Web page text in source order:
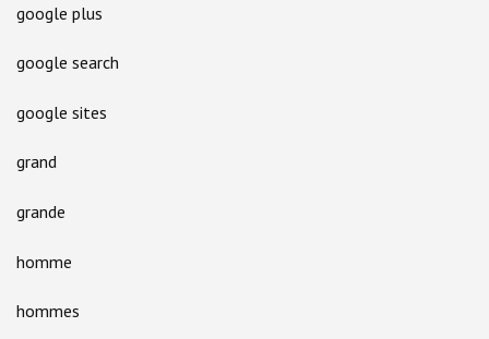
google plus
google search
google sites
grand
grande
homme
hommes